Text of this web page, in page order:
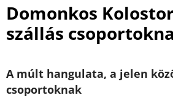
Domonkos
szállás
A múlt hangulata, a jelen
csoportoknak